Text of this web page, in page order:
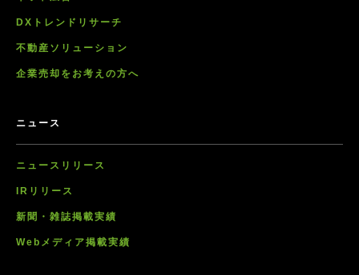
DXトレンドリサーチ
不動産ソリューション
企業売却をお考えの方へ
ニュース
ニュースリリース
IRリリース
新聞・雑誌掲載実績
Webメディア掲載実績